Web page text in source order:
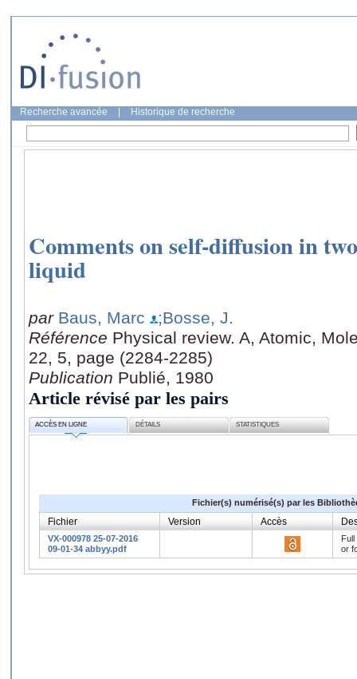
Recherche avancée Historique de recherche
Comments on self-diffusion in
liquid
par Baus, Marc
;Bosse, J.
Référence Physical review. A, Atomic,
22, 5, page (2284-2285)
Publication Publié, 1980
Article révisé par les pairs
ACCÈS EN LIGNE DÉTAILS STATISTIQUES
Fichier(s) numérisé(s) par les
Fichier Version Accès
VX-000978 25-07-2016
09-01-34 abbyy.pdf
or